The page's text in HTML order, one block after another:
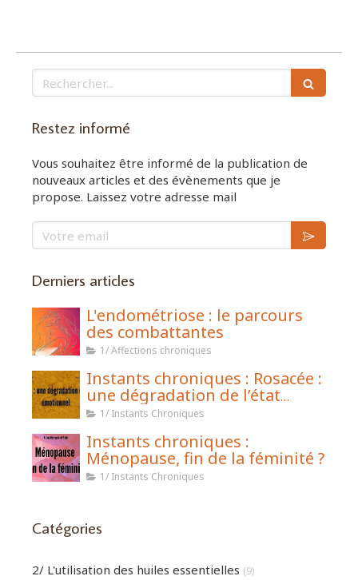
Rechercher
Restez informé
Vous souhaitez être informé de la publication de
nouveaux articles et des évènements que je
propose. Laissez votre adresse mail
Votre email
Derniers articles
L'endométriose : le parcours
des combattantes
1/ Affections chroniques
Instants chroniques : Rosacée :
une dégradation de l’état
émotionnel
1/ Instants Chroniques
Instants chroniques :
Ménopause, fin de la féminité ?
1/ Instants Chroniques
Catégories
2/ L'utilisation des huiles essentielles (9)